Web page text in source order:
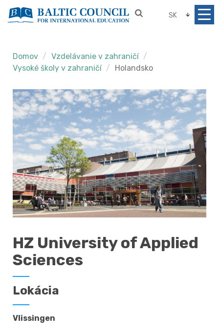
SK
Domov
Vzdelávanie v zahraničí
Vysoké školy v zahraničí
Holandsko
HZ University of Applied
Sciences
Lokácia
Vlissingen